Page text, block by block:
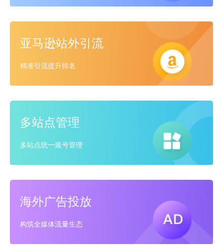
亚马逊站外引流
精准引流提升排名
多站点管理
多站点统一账号管理
海外广告投放
构筑全媒体流量生态